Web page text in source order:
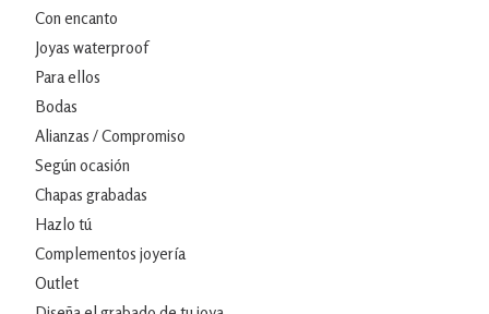
Con encanto
Joyas waterproof
Para ellos
Bodas
Alianzas / Compromiso
Según ocasión
Chapas grabadas
Hazlo tú
Complementos joyería
Outlet